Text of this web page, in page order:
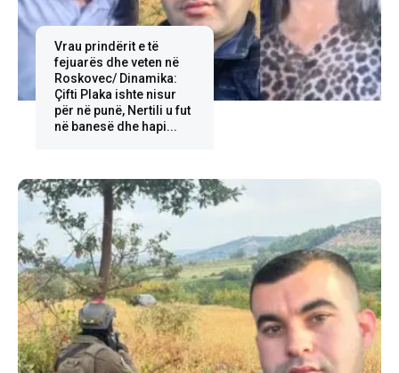
Vrau prindërit e të
fejuarës dhe veten në
Roskovec/ Dinamika:
Çifti Plaka ishte nisur
për në punë, Nertili u fut
në banesë dhe hapi...